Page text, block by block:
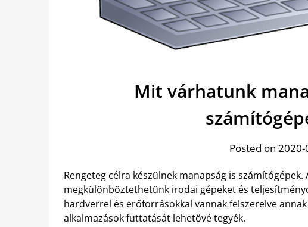
Mit várhatunk
Posted on 2020-
Rengeteg célra készülnek manapság is
megkülönböztethetünk irodai gépeket és
hardverrel és erőforrásokkal vannak felszerelve
alkalmazások futtatását lehetővé tegyék.